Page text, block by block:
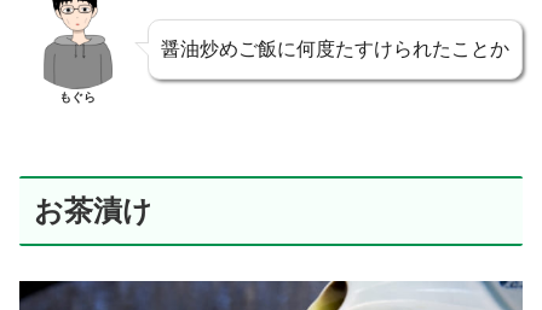
もぐら
醤油炒めご飯に何度たすけられたことか
お茶漬け